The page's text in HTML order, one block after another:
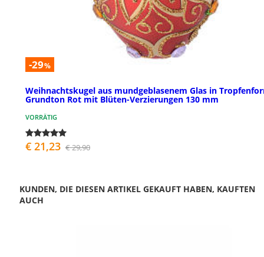
-29%
Weihnachtskugel aus mundgeblasenem Glas in
Grundton Rot mit Blüten-Verzierungen 130 mm
VORRÄTIG
€ 21,23 € 29,90
KUNDEN, DIE DIESEN ARTIKEL GEKAUFT HABEN, KAUFTEN
AUCH